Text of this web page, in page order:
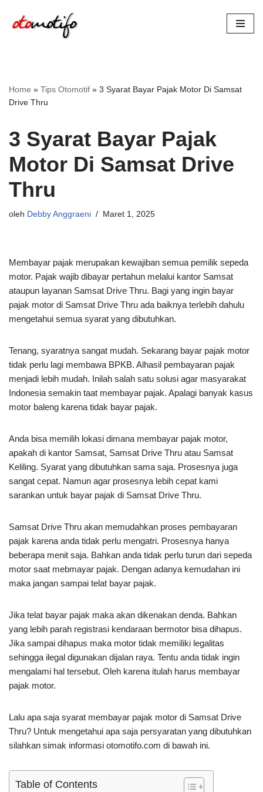
Lompat
Home » Tips Otomotif » 3 Syarat Bayar Pajak Motor Di Samsat
Drive Thru
3 Syarat Bayar Pajak
Motor Di Samsat Drive
Thru
oleh Debby Anggraeni Maret 1, 2025
Membayar pajak merupakan kewajiban semua pemilik sepeda
motor. Pajak wajib dibayar pertahun melalui kantor Samsat
ataupun layanan Samsat Drive Thru. Bagi yang ingin bayar
pajak motor di Samsat Drive Thru ada baiknya terlebih dahulu
mengetahui semua syarat yang dibutuhkan.
Tenang, syaratnya sangat mudah. Sekarang bayar pajak motor
tidak perlu lagi membawa BPKB. Alhasil pembayaran pajak
menjadi lebih mudah. Inilah salah satu solusi agar masyarakat
Indonesia semakin taat membayar pajak. Apalagi banyak kasus
motor baleng karena tidak bayar pajak.
Anda bisa memilih lokasi dimana membayar pajak motor,
apakah di kantor Samsat, Samsat Drive Thru atau Samsat
Keliling. Syarat yang dibutuhkan sama saja. Prosesnya juga
sangat cepat. Namun agar prosesnya lebih cepat kami
sarankan untuk bayar pajak di Samsat Drive Thru.
Samsat Drive Thru akan memudahkan proses pembayaran
pajak karena anda tidak perlu mengatri. Prosesnya hanya
beberapa menit saja. Bahkan anda tidak perlu turun dari sepeda
motor saat mebmayar pajak. Dengan adanya kemudahan ini
maka jangan sampai telat bayar pajak.
Jika telat bayar pajak maka akan dikenakan denda. Bahkan
yang lebih parah registrasi kendaraan bermotor bisa dihapus.
Jika sampai dihapus maka motor tidak memiliki legalitas
sehingga ilegal digunakan dijalan raya. Tentu anda tidak ingin
mengalami hal tersebut. Oleh karena itulah harus membayar
pajak motor.
Lalu apa saja syarat membayar pajak motor di Samsat Drive
Thru? Untuk mengetahui apa saja persyaratan yang dibutuhkan
silahkan simak informasi otomotifo.com di bawah ini.
Table of Contents